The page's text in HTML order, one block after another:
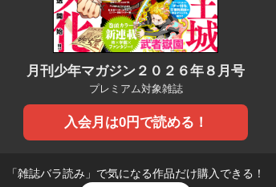
月刊少年マガジン２０２６年８月号
プレミアム対象雑誌
入会月は0円で読める！
「雑誌バラ読み」で気になる作品だけ購入できる！